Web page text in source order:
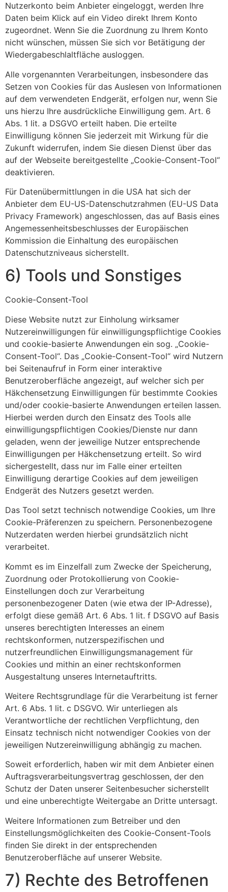
Nutzerkonto beim Anbieter eingeloggt, werden Ihre
Daten beim Klick auf ein Video direkt Ihrem Konto
zugeordnet. Wenn Sie die Zuordnung zu Ihrem Konto
nicht wünschen, müssen Sie sich vor Betätigung der
Wiedergabeschlaltfläche ausloggen.
Alle vorgenannten Verarbeitungen, insbesondere das
Setzen von Cookies für das Auslesen von Informationen
auf dem verwendeten Endgerät, erfolgen nur, wenn Sie
uns hierzu Ihre ausdrückliche Einwilligung gem. Art. 6
Abs. 1 lit. a DSGVO erteilt haben. Die erteilte
Einwilligung können Sie jederzeit mit Wirkung für die
Zukunft widerrufen, indem Sie diesen Dienst über das
auf der Webseite bereitgestellte „Cookie-Consent-Tool“
deaktivieren.
Für Datenübermittlungen in die USA hat sich der
Anbieter dem EU-US-Datenschutzrahmen (EU-US Data
Privacy Framework) angeschlossen, das auf Basis eines
Angemessenheitsbeschlusses der Europäischen
Kommission die Einhaltung des europäischen
Datenschutzniveaus sicherstellt.
6) Tools und Sonstiges
Cookie-Consent-Tool
Diese Website nutzt zur Einholung wirksamer
Nutzereinwilligungen für einwilligungspflichtige Cookies
und cookie-basierte Anwendungen ein sog. „Cookie-
Consent-Tool“. Das „Cookie-Consent-Tool“ wird Nutzern
bei Seitenaufruf in Form einer interaktive
Benutzeroberfläche angezeigt, auf welcher sich per
Häkchensetzung Einwilligungen für bestimmte Cookies
und/oder cookie-basierte Anwendungen erteilen lassen.
Hierbei werden durch den Einsatz des Tools alle
einwilligungspflichtigen Cookies/Dienste nur dann
geladen, wenn der jeweilige Nutzer entsprechende
Einwilligungen per Häkchensetzung erteilt. So wird
sichergestellt, dass nur im Falle einer erteilten
Einwilligung derartige Cookies auf dem jeweiligen
Endgerät des Nutzers gesetzt werden.
Das Tool setzt technisch notwendige Cookies, um Ihre
Cookie-Präferenzen zu speichern. Personenbezogene
Nutzerdaten werden hierbei grundsätzlich nicht
verarbeitet.
Kommt es im Einzelfall zum Zwecke der Speicherung,
Zuordnung oder Protokollierung von Cookie-
Einstellungen doch zur Verarbeitung
personenbezogener Daten (wie etwa der IP-Adresse),
erfolgt diese gemäß Art. 6 Abs. 1 lit. f DSGVO auf Basis
unseres berechtigten Interesses an einem
rechtskonformen, nutzerspezifischen und
nutzerfreundlichen Einwilligungsmanagement für
Cookies und mithin an einer rechtskonformen
Ausgestaltung unseres Internetauftritts.
Weitere Rechtsgrundlage für die Verarbeitung ist ferner
Art. 6 Abs. 1 lit. c DSGVO. Wir unterliegen als
Verantwortliche der rechtlichen Verpflichtung, den
Einsatz technisch nicht notwendiger Cookies von der
jeweiligen Nutzereinwilligung abhängig zu machen.
Soweit erforderlich, haben wir mit dem Anbieter einen
Auftragsverarbeitungsvertrag geschlossen, der den
Schutz der Daten unserer Seitenbesucher sicherstellt
und eine unberechtigte Weitergabe an Dritte untersagt.
Weitere Informationen zum Betreiber und den
Einstellungsmöglichkeiten des Cookie-Consent-Tools
finden Sie direkt in der entsprechenden
Benutzeroberfläche auf unserer Website.
7) Rechte des Betroffenen